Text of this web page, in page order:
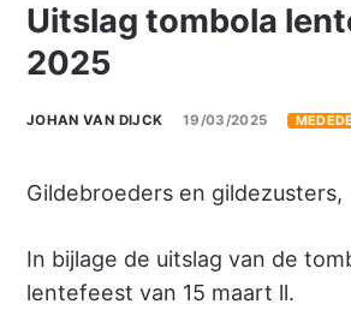
Uitslag tombola
2025
JOHAN VAN DIJCK 19/03/2025
Gildebroeders en gildezusters,
In bijlage de uitslag van de
lentefeest van 15 maart ll.